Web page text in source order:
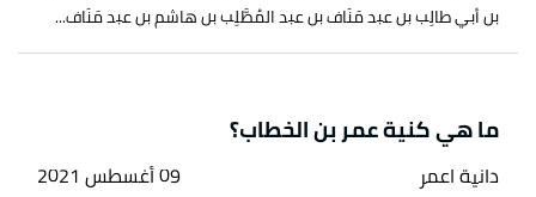
بن أبي طالِب بن عبد مَنَاف بن عبد المُطَّلِب بن هاشم بن عبد مَنَاف...
ما هي كنية عمر بن الخطاب؟
دانية اعمر 09 أغسطس 2021